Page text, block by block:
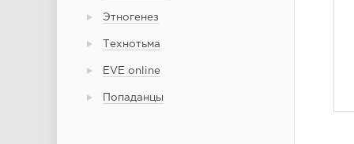
Этногенез
Технотьма
EVE online
Попаданцы